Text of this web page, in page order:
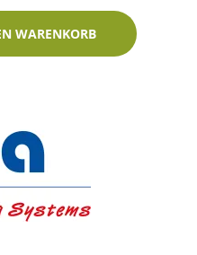
(750g oder 2,5kg) Menge
WARENKORB